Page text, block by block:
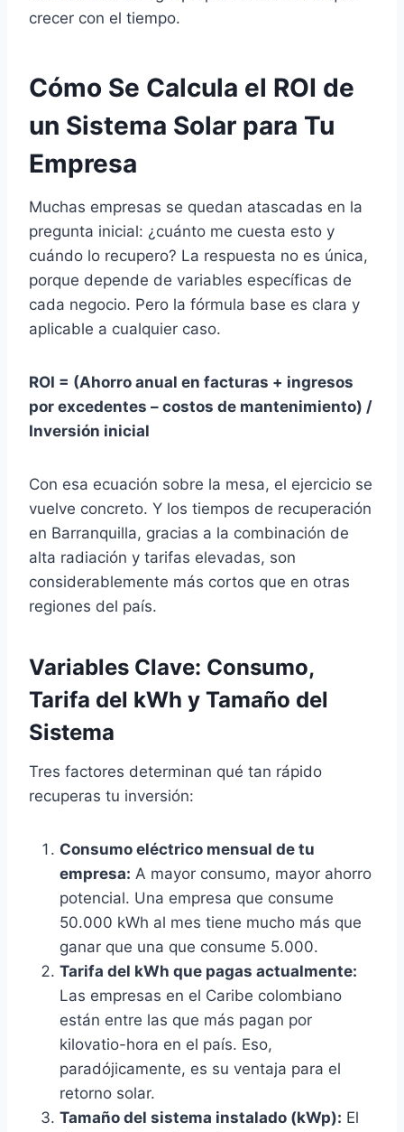
crecer con el tiempo.
Cómo Se Calcula el ROI de
un Sistema Solar para Tu
Empresa
Muchas empresas se quedan atascadas en la
pregunta inicial: ¿cuánto me cuesta esto y
cuándo lo recupero? La respuesta no es única,
porque depende de variables específicas de
cada negocio. Pero la fórmula base es clara y
aplicable a cualquier caso.
ROI = (Ahorro anual en facturas + ingresos
por excedentes – costos de mantenimiento) /
Inversión inicial
Con esa ecuación sobre la mesa, el ejercicio se
vuelve concreto. Y los tiempos de recuperación
en Barranquilla, gracias a la combinación de
alta radiación y tarifas elevadas, son
considerablemente más cortos que en otras
regiones del país.
Variables Clave: Consumo,
Tarifa del kWh y Tamaño del
Sistema
Tres factores determinan qué tan rápido
recuperas tu inversión:
Consumo eléctrico mensual de tu
empresa: A mayor consumo, mayor ahorro
potencial. Una empresa que consume
50.000 kWh al mes tiene mucho más que
ganar que una que consume 5.000.
Tarifa del kWh que pagas actualmente:
Las empresas en el Caribe colombiano
están entre las que más pagan por
kilovatio-hora en el país. Eso,
paradójicamente, es su ventaja para el
retorno solar.
Tamaño del sistema instalado (kWp): El